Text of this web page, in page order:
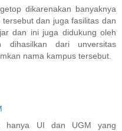
dikarenakan banyaknya
dan juga fasilitas dan
dan ini juga didukung oleh
dihasilkan dari unversitas
nama kampus tersebut.
hanya UI dan UGM yang